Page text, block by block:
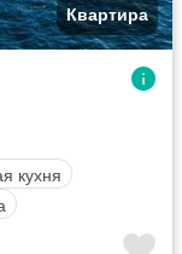
Квартира
кухня